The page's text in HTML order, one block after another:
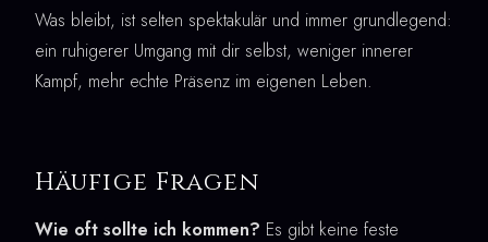
Was bleibt, ist selten spektakulär und immer grundlegend:
ein ruhigerer Umgang mit dir selbst, weniger innerer
Kampf, mehr echte Präsenz im eigenen Leben.
Häufige Fragen
Wie oft sollte ich kommen? Es gibt keine feste